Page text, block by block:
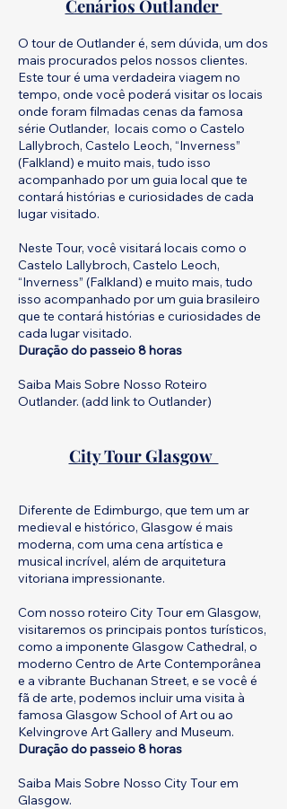
Cenários Outlander
O tour de Outlander é, sem dúvida, um dos
mais procurados pelos nossos clientes.
Este tour é uma verdadeira viagem no
tempo, onde você poderá visitar os locais
onde foram filmadas cenas da famosa
série Outlander, locais como o Castelo
Lallybroch, Castelo Leoch, “Inverness”
(Falkland) e muito mais, tudo isso
acompanhado por um guia local que te
contará histórias e curiosidades de cada
lugar visitado.
Neste Tour, você visitará locais como o
Castelo Lallybroch, Castelo Leoch,
“Inverness” (Falkland) e muito mais, tudo
isso acompanhado por um guia brasileiro
que te contará histórias e curiosidades de
cada lugar visitado.
Duraçāo do passeio 8 horas
Saiba Mais Sobre Nosso Roteiro
Outlander. (add link to Outlander)
City Tour Glasgow
Diferente de Edimburgo, que tem um ar
medieval e histórico, Glasgow é mais
moderna, com uma cena artística e
musical incrível, além de arquitetura
vitoriana impressionante.
Com nosso roteiro City Tour em Glasgow,
visitaremos os principais pontos turísticos,
como a imponente Glasgow Cathedral, o
moderno Centro de Arte Contemporânea
e a vibrante Buchanan Street, e se você é
fã de arte, podemos incluir uma visita à
famosa Glasgow School of Art ou ao
Kelvingrove Art Gallery and Museum.
Duraçāo do passeio 8 horas
Saiba Mais Sobre Nosso City Tour em
Glasgow.